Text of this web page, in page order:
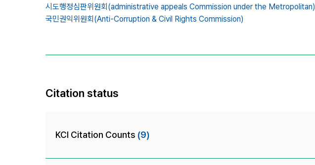
시도행정심판위원회(administrative appeals Commission under the Metropolitan),
국민권익위원회(Anti-Corruption & Civil Rights Commission)
Citation status
KCI Citation Counts (9)